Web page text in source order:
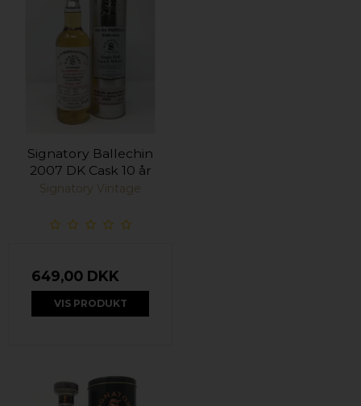
Signatory Ballechin
2007 DK Cask 10 år
Signatory Vintage
649,00 DKK
VIS PRODUKT